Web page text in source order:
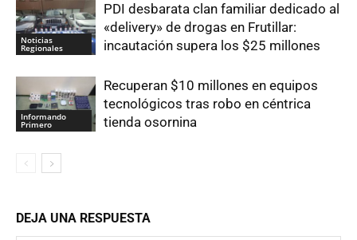
Noticias
Regionales
PDI desbarata clan familiar dedicado al
«delivery» de drogas en Frutillar:
incautación supera los $25 millones
Informando
Primero
Recuperan $10 millones en equipos
tecnológicos tras robo en céntrica
tienda osornina
DEJA UNA RESPUESTA